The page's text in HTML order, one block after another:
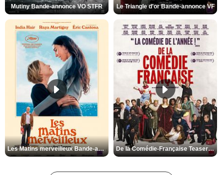
Mutiny Bande-annonce VO STFR Le Triangle d'or Bande-annonce VF
Les Matins merveilleux Bande-annonce VF De la Comédie-Française Teaser VF